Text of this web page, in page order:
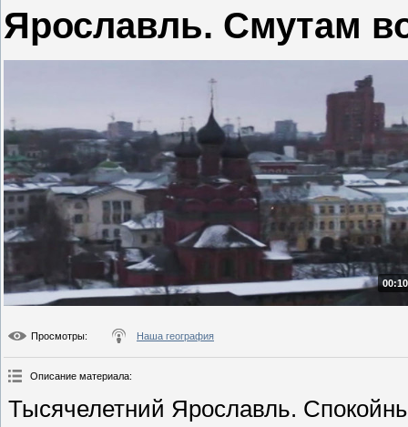
Ярославль. Смутам
Просмотры: Наша география
Описание материала:
Тысячелетний Ярославль.